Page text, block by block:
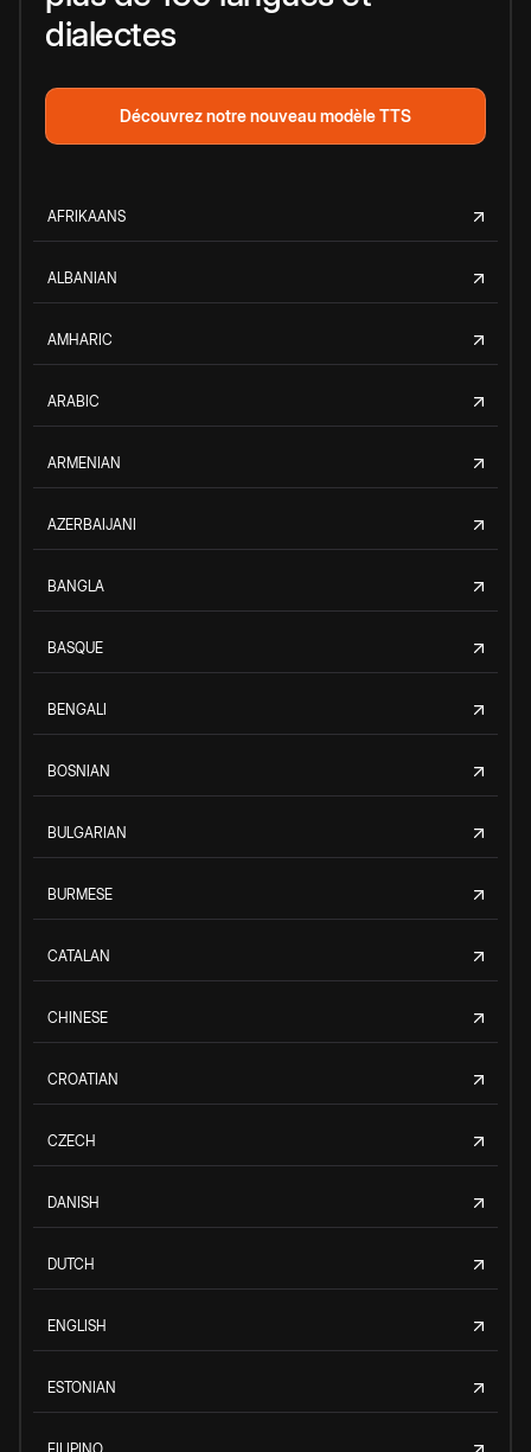
dialectes
Découvrez notre nouveau modèle TTS
AFRIKAANS
ALBANIAN
AMHARIC
ARABIC
ARMENIAN
AZERBAIJANI
BANGLA
BASQUE
BENGALI
BOSNIAN
BULGARIAN
BURMESE
CATALAN
CHINESE
CROATIAN
CZECH
DANISH
DUTCH
ENGLISH
ESTONIAN